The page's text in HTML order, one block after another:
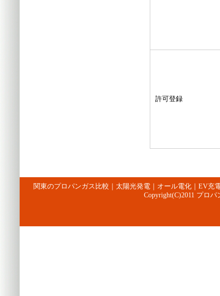
許可登録
関東のプロパンガス比較 太陽光発電｜ オール電化｜ EV充
Copyright(C)2011 プロパ